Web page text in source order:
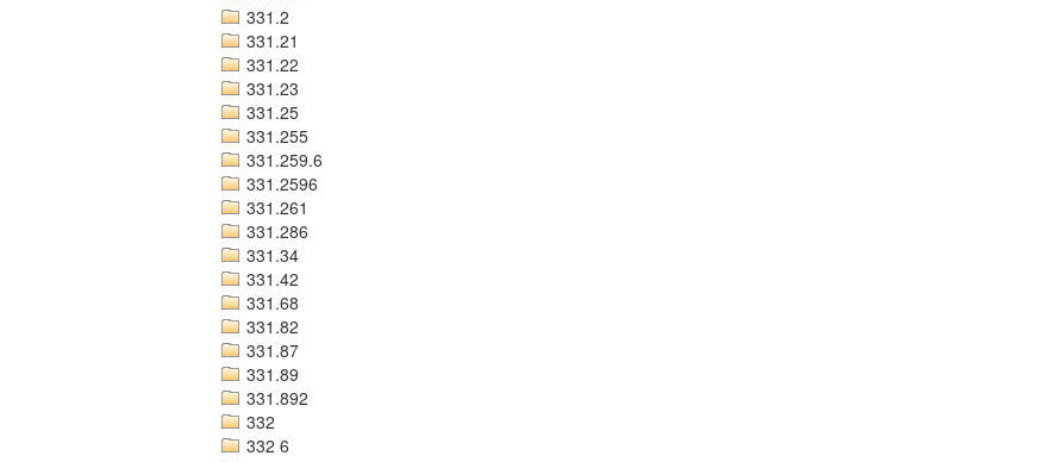
331.2
331.21
331.22
331.23
331.25
331.255
331.259.6
331.2596
331.261
331.286
331.34
331.42
331.68
331.82
331.87
331.89
331.892
332
332 6